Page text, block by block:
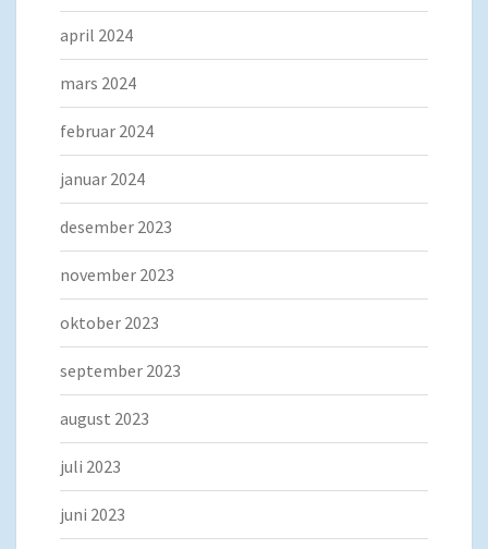
april 2024
mars 2024
februar 2024
januar 2024
desember 2023
november 2023
oktober 2023
september 2023
august 2023
juli 2023
juni 2023